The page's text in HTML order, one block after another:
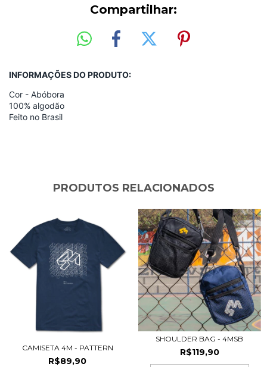
Compartilhar:
INFORMAÇÕES DO PRODUTO:
Cor - Abóbora
100% algodão
Feito no Brasil
PRODUTOS RELACIONADOS
CAMISETA 4M - PATTERN
R$89,90
SHOULDER BAG - 4MSB
R$119,90